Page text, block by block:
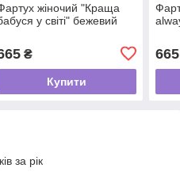
жіночий "Краща
у світі" бежевий
₴
Купити
665
за рік